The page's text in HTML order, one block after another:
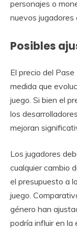
personajes o
nuevos jugadores
Posibles
El precio del
medida que
juego. Si bien el
los
mejoran
Los jugadores
cualquier cambio
el presupuesto a
juego.
género han
podría influir en la